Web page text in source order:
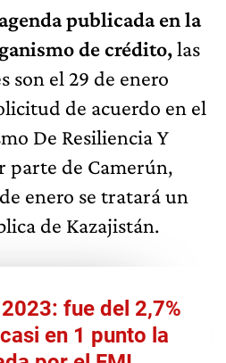
agenda publicada en la
de crédito,las
son el 29 de enero
de acuerdo en el
De Resiliencia Y
parte de Camerún,
enero se tratará un
de Kazajistán.
fue del 2,7%
en 1 punto la